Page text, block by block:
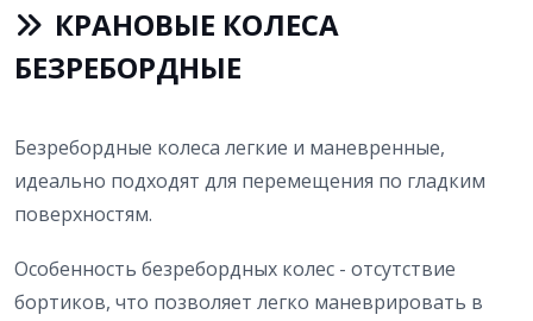
КРАНОВЫЕ КОЛЕСА
БЕЗРЕБОРДНЫЕ
Безребордные колеса легкие и маневренные,
идеально подходят для перемещения по гладким
поверхностям.
Особенность безребордных колес - отсутствие
бортиков, что позволяет легко маневрировать в